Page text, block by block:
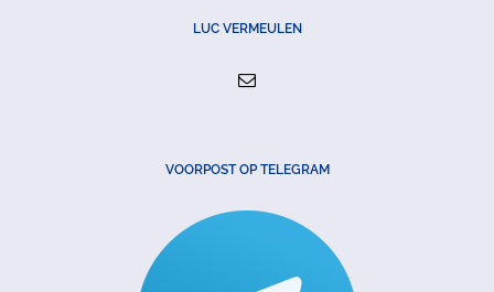
LUC VERMEULEN
VOORPOST OP TELEGRAM